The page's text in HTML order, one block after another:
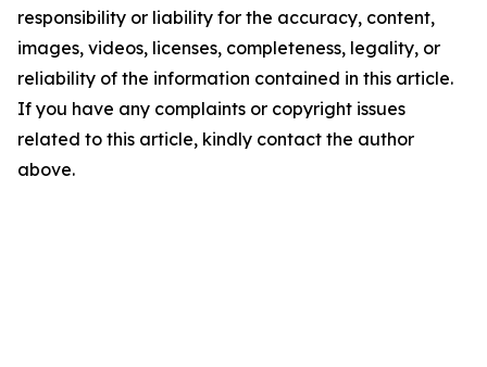
responsibility or liability for the accuracy, content,
images, videos, licenses, completeness, legality, or
reliability of the information contained in this article.
If you have any complaints or copyright issues
related to this article, kindly contact the author
above.